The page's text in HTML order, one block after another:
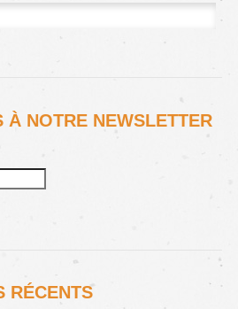
À NOTRE NEWSLETTER
RÉCENTS